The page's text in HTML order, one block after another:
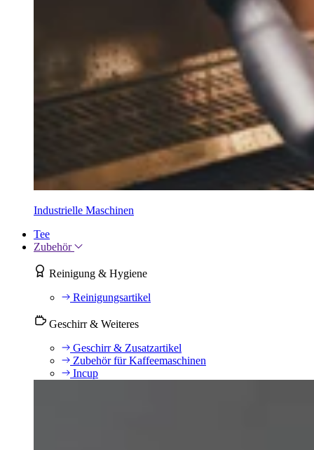
Industrielle Maschinen
Tee
Zubehör
Reinigung & Hygiene
Reinigungsartikel
Geschirr & Weiteres
Geschirr & Zusatzartikel
Zubehör für Kaffeemaschinen
Incup